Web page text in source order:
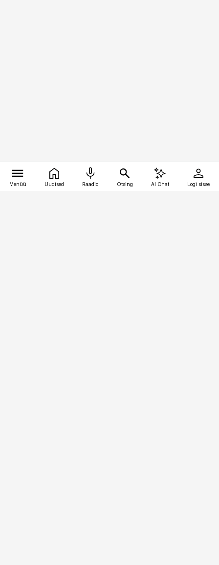
Menüü Uudised Raadio Otsing AI Chat Logi sisse